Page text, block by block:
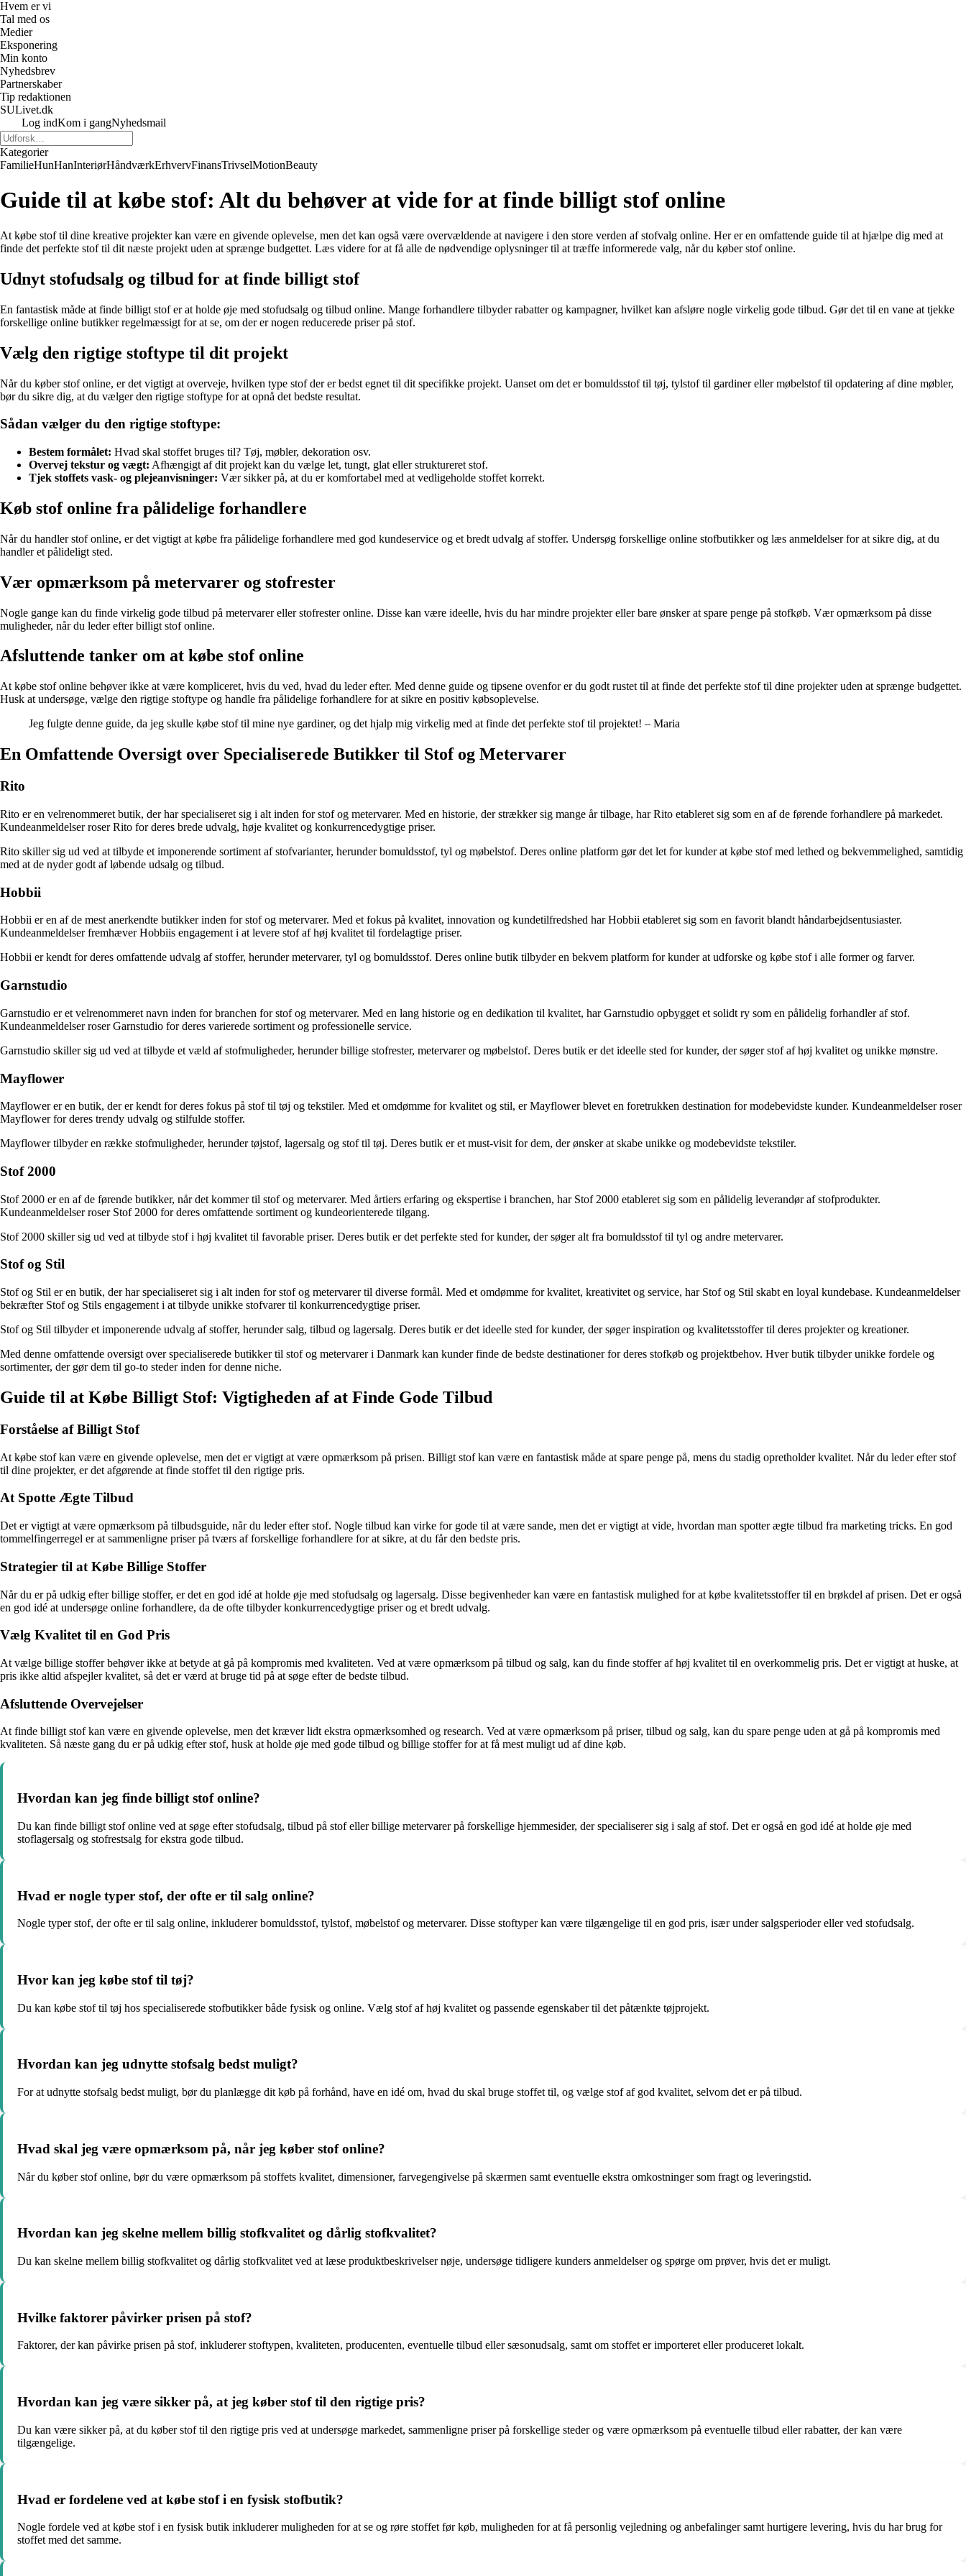
Hvem er vi
Tal med os
Medier
Eksponering
Min konto
Nyhedsbrev
Partnerskaber
Tip redaktionen
SULivet.dk
Log indKom i gangNyhedsmail
Kategorier
FamilieHunHanInteriørHåndværkErhvervFinansTrivselMotionBeauty
Guide til at købe stof: Alt du behøver at vide for at finde billigt stof online
At købe stof til dine kreative projekter kan være en givende oplevelse, men det kan også være overvældende at navigere i den store verden af stofvalg online. Her er en omfattende guide til at hjælpe dig med at
finde det perfekte stof til dit næste projekt uden at sprænge budgettet. Læs videre for at få alle de nødvendige oplysninger til at træffe informerede valg, når du køber stof online.
Udnyt stofudsalg og tilbud for at finde billigt stof
En fantastisk måde at finde billigt stof er at holde øje med stofudsalg og tilbud online. Mange forhandlere tilbyder rabatter og kampagner, hvilket kan afsløre nogle virkelig gode tilbud. Gør det til en vane at tjekke
forskellige online butikker regelmæssigt for at se, om der er nogen reducerede priser på stof.
Vælg den rigtige stoftype til dit projekt
Når du køber stof online, er det vigtigt at overveje, hvilken type stof der er bedst egnet til dit specifikke projekt. Uanset om det er bomuldsstof til tøj, tylstof til gardiner eller møbelstof til opdatering af dine møbler,
bør du sikre dig, at du vælger den rigtige stoftype for at opnå det bedste resultat.
Sådan vælger du den rigtige stoftype:
Bestem formålet: Hvad skal stoffet bruges til? Tøj, møbler, dekoration osv.
Overvej tekstur og vægt: Afhængigt af dit projekt kan du vælge let, tungt, glat eller struktureret stof.
Tjek stoffets vask- og plejeanvisninger: Vær sikker på, at du er komfortabel med at vedligeholde stoffet korrekt.
Køb stof online fra pålidelige forhandlere
Når du handler stof online, er det vigtigt at købe fra pålidelige forhandlere med god kundeservice og et bredt udvalg af stoffer. Undersøg forskellige online stofbutikker og læs anmeldelser for at sikre dig, at du
handler et pålideligt sted.
Vær opmærksom på metervarer og stofrester
Nogle gange kan du finde virkelig gode tilbud på metervarer eller stofrester online. Disse kan være ideelle, hvis du har mindre projekter eller bare ønsker at spare penge på stofkøb. Vær opmærksom på disse
muligheder, når du leder efter billigt stof online.
Afsluttende tanker om at købe stof online
At købe stof online behøver ikke at være kompliceret, hvis du ved, hvad du leder efter. Med denne guide og tipsene ovenfor er du godt rustet til at finde det perfekte stof til dine projekter uden at sprænge budgettet.
Husk at undersøge, vælge den rigtige stoftype og handle fra pålidelige forhandlere for at sikre en positiv købsoplevelse.
Jeg fulgte denne guide, da jeg skulle købe stof til mine nye gardiner, og det hjalp mig virkelig med at finde det perfekte stof til projektet! – Maria
En Omfattende Oversigt over Specialiserede Butikker til Stof og Metervarer
Rito
Rito er en velrenommeret butik, der har specialiseret sig i alt inden for stof og metervarer. Med en historie, der strækker sig mange år tilbage, har Rito etableret sig som en af de førende forhandlere på markedet.
Kundeanmeldelser roser Rito for deres brede udvalg, høje kvalitet og konkurrencedygtige priser.
Rito skiller sig ud ved at tilbyde et imponerende sortiment af stofvarianter, herunder bomuldsstof, tyl og møbelstof. Deres online platform gør det let for kunder at købe stof med lethed og bekvemmelighed, samtidig
med at de nyder godt af løbende udsalg og tilbud.
Hobbii
Hobbii er en af de mest anerkendte butikker inden for stof og metervarer. Med et fokus på kvalitet, innovation og kundetilfredshed har Hobbii etableret sig som en favorit blandt håndarbejdsentusiaster.
Kundeanmeldelser fremhæver Hobbiis engagement i at levere stof af høj kvalitet til fordelagtige priser.
Hobbii er kendt for deres omfattende udvalg af stoffer, herunder metervarer, tyl og bomuldsstof. Deres online butik tilbyder en bekvem platform for kunder at udforske og købe stof i alle former og farver.
Garnstudio
Garnstudio er et velrenommeret navn inden for branchen for stof og metervarer. Med en lang historie og en dedikation til kvalitet, har Garnstudio opbygget et solidt ry som en pålidelig forhandler af stof.
Kundeanmeldelser roser Garnstudio for deres varierede sortiment og professionelle service.
Garnstudio skiller sig ud ved at tilbyde et væld af stofmuligheder, herunder billige stofrester, metervarer og møbelstof. Deres butik er det ideelle sted for kunder, der søger stof af høj kvalitet og unikke mønstre.
Mayflower
Mayflower er en butik, der er kendt for deres fokus på stof til tøj og tekstiler. Med et omdømme for kvalitet og stil, er Mayflower blevet en foretrukken destination for modebevidste kunder. Kundeanmeldelser roser
Mayflower for deres trendy udvalg og stilfulde stoffer.
Mayflower tilbyder en række stofmuligheder, herunder tøjstof, lagersalg og stof til tøj. Deres butik er et must-visit for dem, der ønsker at skabe unikke og modebevidste tekstiler.
Stof 2000
Stof 2000 er en af de førende butikker, når det kommer til stof og metervarer. Med årtiers erfaring og ekspertise i branchen, har Stof 2000 etableret sig som en pålidelig leverandør af stofprodukter.
Kundeanmeldelser roser Stof 2000 for deres omfattende sortiment og kundeorienterede tilgang.
Stof 2000 skiller sig ud ved at tilbyde stof i høj kvalitet til favorable priser. Deres butik er det perfekte sted for kunder, der søger alt fra bomuldsstof til tyl og andre metervarer.
Stof og Stil
Stof og Stil er en butik, der har specialiseret sig i alt inden for stof og metervarer til diverse formål. Med et omdømme for kvalitet, kreativitet og service, har Stof og Stil skabt en loyal kundebase. Kundeanmeldelser
bekræfter Stof og Stils engagement i at tilbyde unikke stofvarer til konkurrencedygtige priser.
Stof og Stil tilbyder et imponerende udvalg af stoffer, herunder salg, tilbud og lagersalg. Deres butik er det ideelle sted for kunder, der søger inspiration og kvalitetsstoffer til deres projekter og kreationer.
Med denne omfattende oversigt over specialiserede butikker til stof og metervarer i Danmark kan kunder finde de bedste destinationer for deres stofkøb og projektbehov. Hver butik tilbyder unikke fordele og
sortimenter, der gør dem til go-to steder inden for denne niche.
Guide til at Købe Billigt Stof: Vigtigheden af at Finde Gode Tilbud
Forståelse af Billigt Stof
At købe stof kan være en givende oplevelse, men det er vigtigt at være opmærksom på prisen. Billigt stof kan være en fantastisk måde at spare penge på, mens du stadig opretholder kvalitet. Når du leder efter stof
til dine projekter, er det afgørende at finde stoffet til den rigtige pris.
At Spotte Ægte Tilbud
Det er vigtigt at være opmærksom på tilbudsguide, når du leder efter stof. Nogle tilbud kan virke for gode til at være sande, men det er vigtigt at vide, hvordan man spotter ægte tilbud fra marketing tricks. En god
tommelfingerregel er at sammenligne priser på tværs af forskellige forhandlere for at sikre, at du får den bedste pris.
Strategier til at Købe Billige Stoffer
Når du er på udkig efter billige stoffer, er det en god idé at holde øje med stofudsalg og lagersalg. Disse begivenheder kan være en fantastisk mulighed for at købe kvalitetsstoffer til en brøkdel af prisen. Det er også
en god idé at undersøge online forhandlere, da de ofte tilbyder konkurrencedygtige priser og et bredt udvalg.
Vælg Kvalitet til en God Pris
At vælge billige stoffer behøver ikke at betyde at gå på kompromis med kvaliteten. Ved at være opmærksom på tilbud og salg, kan du finde stoffer af høj kvalitet til en overkommelig pris. Det er vigtigt at huske, at
pris ikke altid afspejler kvalitet, så det er værd at bruge tid på at søge efter de bedste tilbud.
Afsluttende Overvejelser
At finde billigt stof kan være en givende oplevelse, men det kræver lidt ekstra opmærksomhed og research. Ved at være opmærksom på priser, tilbud og salg, kan du spare penge uden at gå på kompromis med
kvaliteten. Så næste gang du er på udkig efter stof, husk at holde øje med gode tilbud og billige stoffer for at få mest muligt ud af dine køb.
Hvordan kan jeg finde billigt stof online?
Du kan finde billigt stof online ved at søge efter stofudsalg, tilbud på stof eller billige metervarer på forskellige hjemmesider, der specialiserer sig i salg af stof. Det er også en god idé at holde øje med
stoflagersalg og stofrestsalg for ekstra gode tilbud.
Hvad er nogle typer stof, der ofte er til salg online?
Nogle typer stof, der ofte er til salg online, inkluderer bomuldsstof, tylstof, møbelstof og metervarer. Disse stoftyper kan være tilgængelige til en god pris, især under salgsperioder eller ved stofudsalg.
Hvor kan jeg købe stof til tøj?
Du kan købe stof til tøj hos specialiserede stofbutikker både fysisk og online. Vælg stof af høj kvalitet og passende egenskaber til det påtænkte tøjprojekt.
Hvordan kan jeg udnytte stofsalg bedst muligt?
For at udnytte stofsalg bedst muligt, bør du planlægge dit køb på forhånd, have en idé om, hvad du skal bruge stoffet til, og vælge stof af god kvalitet, selvom det er på tilbud.
Hvad skal jeg være opmærksom på, når jeg køber stof online?
Når du køber stof online, bør du være opmærksom på stoffets kvalitet, dimensioner, farvegengivelse på skærmen samt eventuelle ekstra omkostninger som fragt og leveringstid.
Hvordan kan jeg skelne mellem billig stofkvalitet og dårlig stofkvalitet?
Du kan skelne mellem billig stofkvalitet og dårlig stofkvalitet ved at læse produktbeskrivelser nøje, undersøge tidligere kunders anmeldelser og spørge om prøver, hvis det er muligt.
Hvilke faktorer påvirker prisen på stof?
Faktorer, der kan påvirke prisen på stof, inkluderer stoftypen, kvaliteten, producenten, eventuelle tilbud eller sæsonudsalg, samt om stoffet er importeret eller produceret lokalt.
Hvordan kan jeg være sikker på, at jeg køber stof til den rigtige pris?
Du kan være sikker på, at du køber stof til den rigtige pris ved at undersøge markedet, sammenligne priser på forskellige steder og være opmærksom på eventuelle tilbud eller rabatter, der kan være
tilgængelige.
Hvad er fordelene ved at købe stof i en fysisk stofbutik?
Nogle fordele ved at købe stof i en fysisk butik inkluderer muligheden for at se og røre stoffet før køb, muligheden for at få personlig vejledning og anbefalinger samt hurtigere levering, hvis du har brug for
stoffet med det samme.